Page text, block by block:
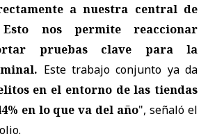
a nuestra central de
nos permite reaccionar
pruebas clave para la
Este trabajo conjunto ya da
en el entorno de las tiendas
en lo que va del año", señaló el